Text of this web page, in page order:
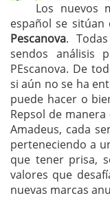
Los nuevos
español se sitúan
Pescanova.
sendos análisis
PEscanova. De
si aún no se ha
puede hacer o
Repsol de
Amadeus, cada
perteneciendo a
que tener prisa,
valores que
nuevas marcas